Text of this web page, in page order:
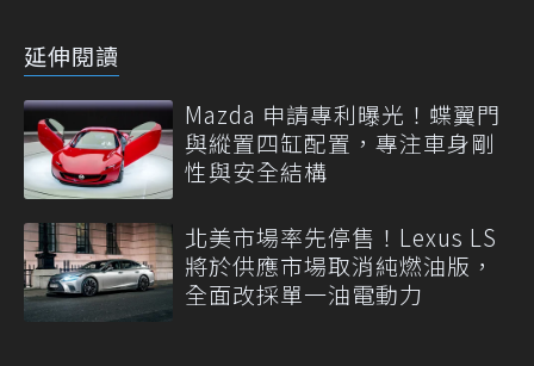
延伸閱讀
Mazda 申請專利曝光！蝶翼門
與縱置四缸配置，專注車身剛
性與安全結構
北美市場率先停售！Lexus LS
將於供應市場取消純燃油版，
全面改採單一油電動力